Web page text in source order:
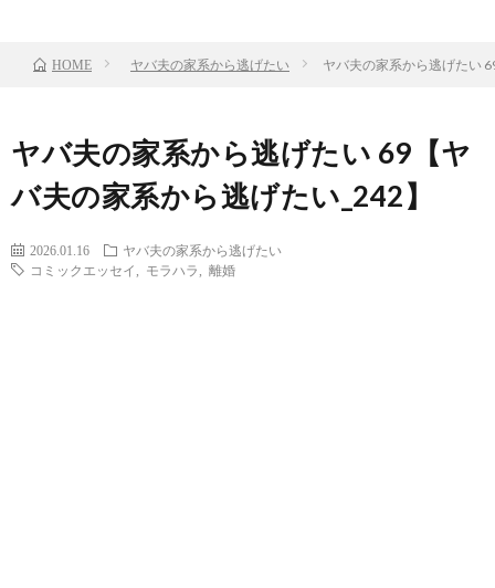
HOME ヤバ夫の家系から逃げたい ヤバ夫の家系から逃げたい
ヤバ夫の家系から逃げたい 69【ヤ
バ夫の家系から逃げたい_242】
2026.01.16
ヤバ夫の家系から逃げたい
コミックエッセイ
モラハラ 離婚